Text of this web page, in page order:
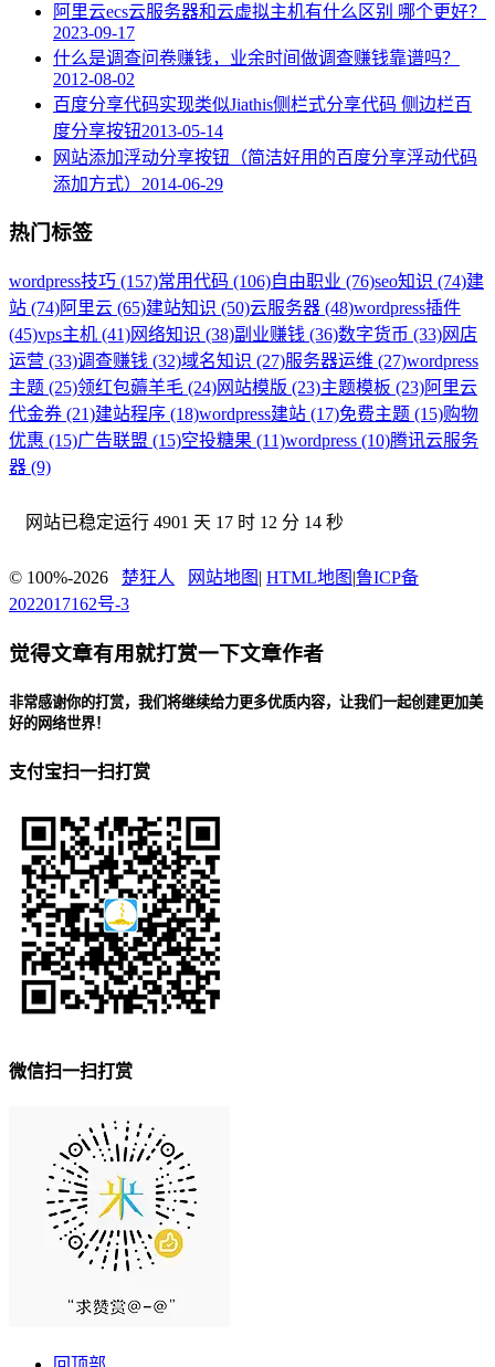
阿里云ecs云服务器和云虚拟主机有什么区别 哪个更好？
2023-09-17
什么是调查问卷赚钱，业余时间做调查赚钱靠谱吗？
2012-08-02
百度分享代码实现类似Jiathis侧栏式分享代码 侧边栏百
度分享按钮2013-05-14
网站添加浮动分享按钮（简洁好用的百度分享浮动代码
添加方式） 2014-06-29
热门标签
wordpress技巧 (157)常用代码 (106)自由职业 (76)seo知识 (74)建
站 (74)阿里云 (65)建站知识 (50)云服务器 (48)wordpress插件
(45)vps主机 (41)网络知识 (38)副业赚钱 (36)数字货币 (33)网店
运营 (33)调查赚钱 (32)域名知识 (27)服务器运维 (27)wordpress
主题 (25)领红包薅羊毛 (24)网站模版 (23)主题模板 (23)阿里云
代金券 (21)建站程序 (18)wordpress建站 (17)免费主题 (15)购物
优惠 (15)广告联盟 (15)空投糖果 (11)wordpress (10)腾讯云服务
器 (9)
网站已稳定运行 4901 天 17 时 12 分 15 秒
© 100%-2026 楚狂人 网站地图 | HTML地图 |鲁ICP备
2022017162号-3
觉得文章有用就打赏一下文章作者
非常感谢你的打赏，我们将继续给力更多优质内容，让我们一起创建更加美
好的网络世界！
支付宝扫一扫打赏
微信扫一扫打赏